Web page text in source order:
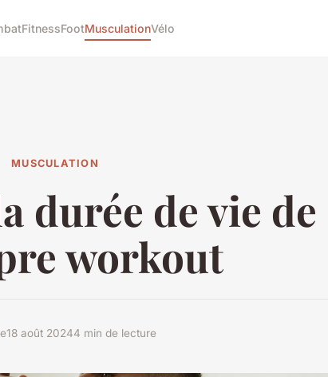
FitnessFootMusculationVélo
MUSCULATION
durée de vie de
workout
18 août 20244 min de lecture